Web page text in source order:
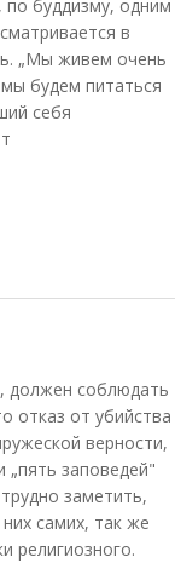
по буддизму, одним
в
„Мы живем очень
будем питаться
себя
должен соблюдать
отказ от убийства
верности,
„пять заповедей"
заметить,
самих, так же
религиозного.